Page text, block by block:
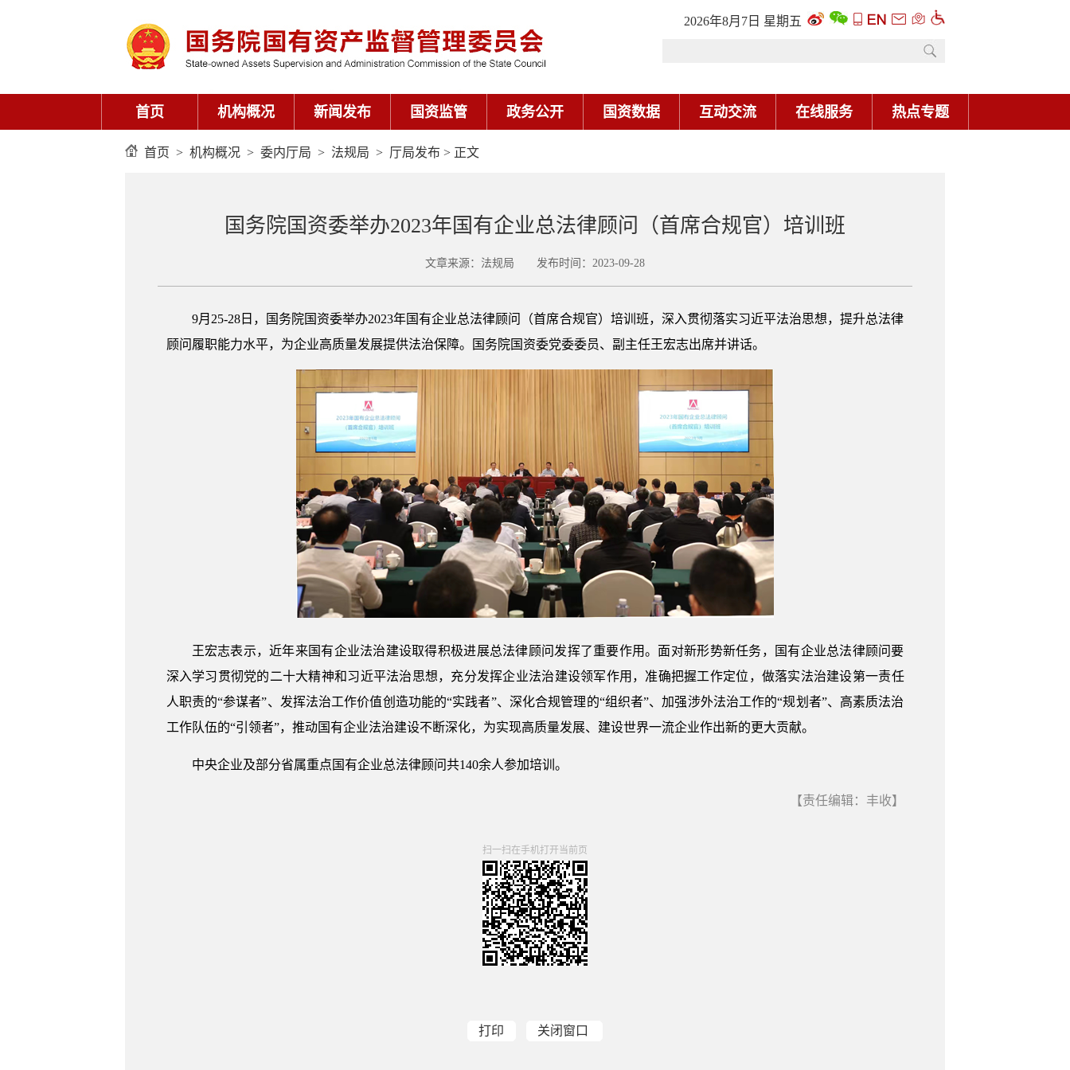
2026年8月7日 星期五
首页 机构概况 新闻发布 国资监管 政务公开 国资数据 互动交流 在线服务 热点专题
首页 > 机构概况 > 委内厅局 > 法规局 > 厅局发布 > 正文
国务院国资委举办2023年国有企业总法律顾问（首席合规官）培训班
文章来源：法规局 发布时间：2023-09-28
9月25-28日，国务院国资委举办2023年国有企业总法律顾问（首席合规官）培训班，深入贯彻落实习近平法治思想，提升总法律
顾问履职能力水平，为企业高质量发展提供法治保障。国务院国资委党委委员、副主任王宏志出席并讲话。
王宏志表示，近年来国有企业法治建设取得积极进展总法律顾问发挥了重要作用。面对新形势新任务，国有企业总法律顾问要
深入学习贯彻党的二十大精神和习近平法治思想，充分发挥企业法治建设领军作用，准确把握工作定位，做落实法治建设第一责任
人职责的“参谋者”、发挥法治工作价值创造功能的“实践者”、深化合规管理的“组织者”、加强涉外法治工作的“规划者”、高素质法治
工作队伍的“引领者”，推动国有企业法治建设不断深化，为实现高质量发展、建设世界一流企业作出新的更大贡献。
中央企业及部分省属重点国有企业总法律顾问共140余人参加培训。
【责任编辑：丰收】
扫一扫在手机打开当前页
打印 关闭窗口